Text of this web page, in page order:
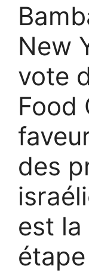
New
vote
Food
des
est